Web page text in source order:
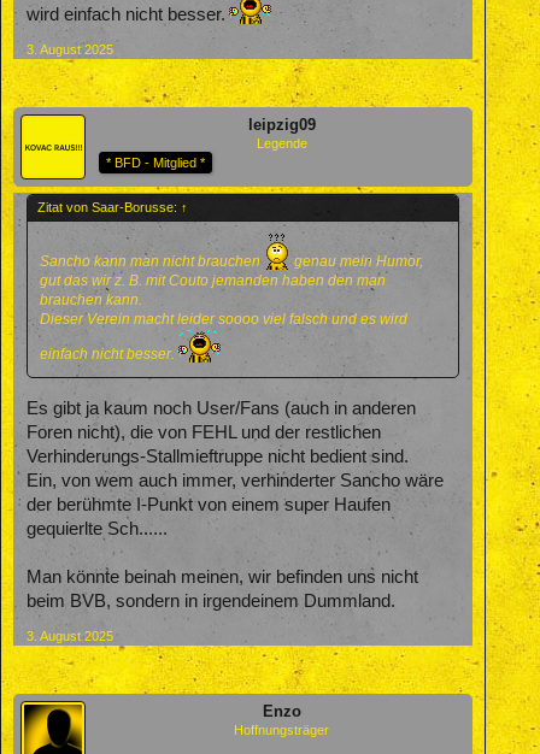
wird einfach nicht besser.
3. August 2025
leipzig09
Legende
* BFD - Mitglied *
Zitat von Saar-Borusse: ↑
Sancho kann man nicht brauchen
genau mein Humor,
gut das wir z. B. mit Couto jemanden haben den man
brauchen kann.
Dieser Verein macht leider soooo viel falsch und es wird
einfach nicht besser.
Es gibt ja kaum noch User/Fans (auch in anderen
Foren nicht), die von FEHL und der restlichen
Verhinderungs-Stallmieftruppe nicht bedient sind.
Ein, von wem auch immer, verhinderter Sancho wäre
der berühmte I-Punkt von einem super Haufen
gequierlte Sch......
Man könnte beinah meinen, wir befinden uns nicht
beim BVB, sondern in irgendeinem Dummland.
3. August 2025
Enzo
Hoffnungsträger